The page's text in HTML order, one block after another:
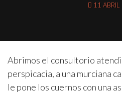
11
Abrimos el consultorio
perspicacia, a una murciana
le pone los cuernos con una